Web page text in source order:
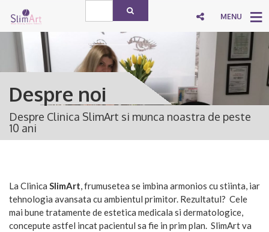
MENU
Despre noi
Despre Clinica SlimArt si munca noastra de peste
10 ani
La Clinica SlimArt, frumusetea se imbina armonios cu stiinta, iar
tehnologia avansata cu ambientul primitor. Rezultatul? Cele
mai bune tratamente de estetica medicala si dermatologice,
concepute astfel incat pacientul sa fie in prim plan. SlimArt va